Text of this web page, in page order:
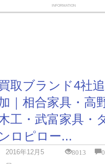
INFORMATION
取ブランド4社追
｜相合家具・高
工・武富家具・
ンロピロー...
2016年12月5
8013 0